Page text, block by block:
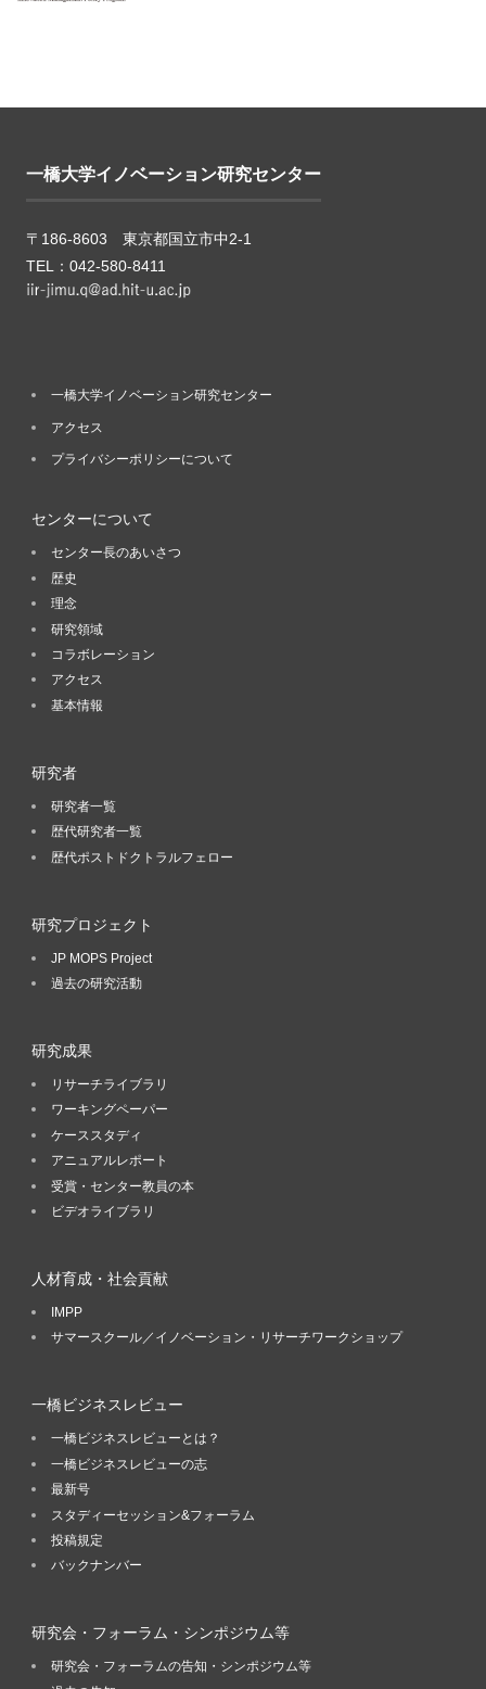
一橋大学イノベーション研究センター
〒186-8603 東京都国立市中2-1
TEL：042-580-8411
一橋大学イノベーション研究センター
アクセス
プライバシーポリシーについて
センターについて
センター長のあいさつ
歴史
理念
研究領域
コラボレーション
アクセス
基本情報
研究者
研究者一覧
歴代研究者一覧
歴代ポストドクトラルフェロー
研究プロジェクト
JP MOPS Project
過去の研究活動
研究成果
リサーチライブラリ
ワーキングペーパー
ケーススタディ
アニュアルレポート
受賞・センター教員の本
ビデオライブラリ
人材育成・社会貢献
IMPP
サマースクール／イノベーション・リサーチワークショップ
一橋ビジネスレビュー
一橋ビジネスレビューとは？
一橋ビジネスレビューの志
最新号
スタディーセッション&フォーラム
投稿規定
バックナンバー
研究会・フォーラム・シンポジウム等
研究会・フォーラムの告知・シンポジウム等